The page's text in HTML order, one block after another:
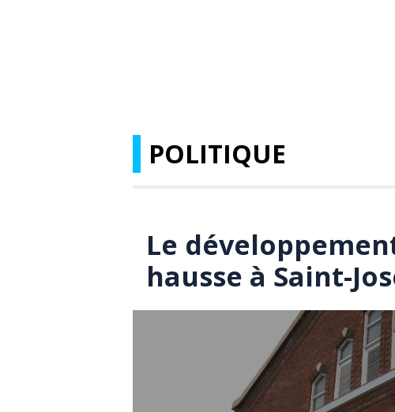
POLITIQUE
Le
hausse à Saint-